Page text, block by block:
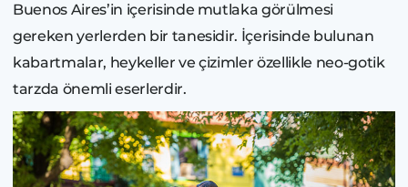
Buenos Aires’in içerisinde mutlaka görülmesi
gereken yerlerden bir tanesidir. İçerisinde bulunan
kabartmalar, heykeller ve çizimler özellikle neo-gotik
tarzda önemli eserlerdir.